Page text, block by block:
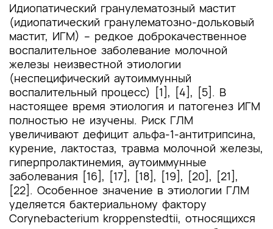
Идиопатический гранулематозный мастит
(идиопатический гранулематозно-дольковый
мастит, ИГМ) – редкое доброкачественное
воспалительное заболевание молочной
железы неизвестной этиологии
(неспецифический аутоиммунный
воспалительный процесс) [1], [4], [5]. В
настоящее время этиология и патогенез ИГМ
полностью не изучены. Риск ГЛМ
увеличивают дефицит альфа-1-антитрипсина,
курение, лактостаз, травма молочной железы,
гиперпролактинемия, аутоиммунные
заболевания [16], [17], [18], [19], [20], [21],
[22]. Особенное значение в этиологии ГЛМ
уделяется бактериальному фактору
Corynebacterium kroppenstedtii, относящихся